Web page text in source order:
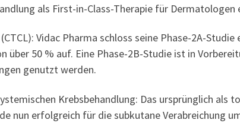
als First-in-Class-Therapie für
Vidac Pharma schloss seine Phase-2A-
über 50 % auf. Eine Phase-2B-Studie ist in
genutzt werden.
Krebsbehandlung: Das ursprünglich als
nun erfolgreich für die subkutane Verabreichung